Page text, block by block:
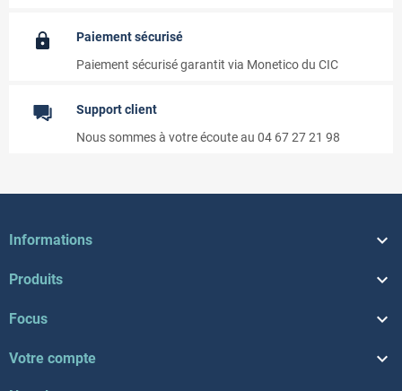
Paiement sécurisé
Paiement sécurisé garantit via Monetico du CIC
Support client
Nous sommes à votre écoute au 04 67 27 21 98
Informations 
Produits 
Focus 
Votre compte 